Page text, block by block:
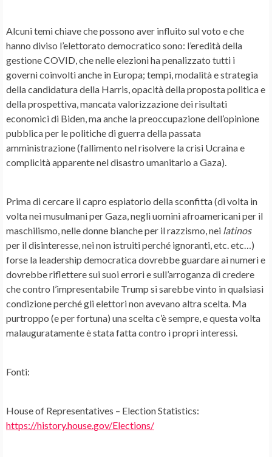
Alcuni temi chiave che possono aver influito sul voto e che
hanno diviso l’elettorato democratico sono: l’eredità della
gestione COVID, che nelle elezioni ha penalizzato tutti i
governi coinvolti anche in Europa; tempi, modalità e strategia
della candidatura della Harris, opacità della proposta politica e
della prospettiva, mancata valorizzazione dei risultati
economici di Biden, ma anche la preoccupazione dell’opinione
pubblica per le politiche di guerra della passata
amministrazione (fallimento nel risolvere la crisi Ucraina e
complicità apparente nel disastro umanitario a Gaza).
Prima di cercare il capro espiatorio della sconfitta (di volta in
volta nei musulmani per Gaza, negli uomini afroamericani per il
maschilismo, nelle donne bianche per il razzismo, nei latinos
per il disinteresse, nei non istruiti perché ignoranti, etc. etc…)
forse la leadership democratica dovrebbe guardare ai numeri e
dovrebbe riflettere sui suoi errori e sull’arroganza di credere
che contro l’impresentabile Trump si sarebbe vinto in qualsiasi
condizione perché gli elettori non avevano altra scelta. Ma
purtroppo (e per fortuna) una scelta c’è sempre, e questa volta
malauguratamente è stata fatta contro i propri interessi.
Fonti:
House of Representatives – Election Statistics:
https://history.house.gov/Elections/